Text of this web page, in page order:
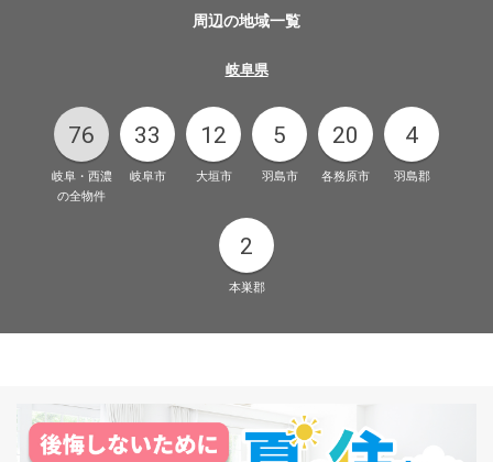
周辺の地域一覧
岐阜県
76
岐阜・西濃
の全物件
33
岐阜市
12
大垣市
5
羽島市
20
各務原市
4
羽島郡
2
本巣郡